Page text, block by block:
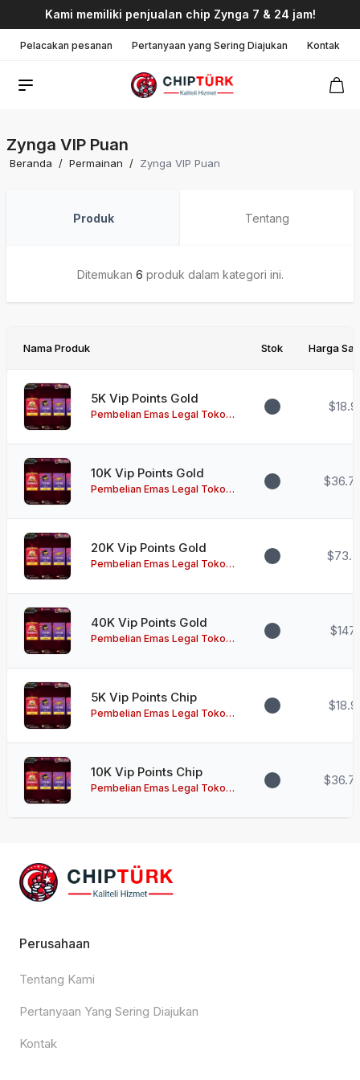
Kami memiliki penjualan chip Zynga 7 & 24 jam!
Pelacakan pesanan Pertanyaan yang Sering Diajukan Kontak
Zynga VIP Puan
Beranda / Permainan / Zynga VIP Puan
Produk Tentang
Ditemukan 6 produk dalam kategori ini.
Nama Produk Stok Harga
5K Vip Points Gold
Pembelian Emas Legal Toko
$18.9
10K Vip Points Gold
Pembelian Emas Legal Toko
20K Vip Points Gold
Pembelian Emas Legal Toko
$73.5
40K Vip Points Gold
Pembelian Emas Legal Toko
$147
5K Vip Points Chip
Pembelian Emas Legal Toko
$18.9
10K Vip Points Chip
Pembelian Emas Legal Toko
Perusahaan
Tentang Kami
Pertanyaan Yang Sering Diajukan
Kontak